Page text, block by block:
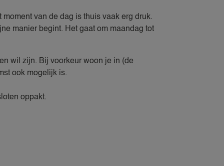
van de dag is thuis vaak erg druk.
manier begint. Het gaat om maandag tot
wil zijn. Bij voorkeur woon je in (de
ook mogelijk is.
oppakt.